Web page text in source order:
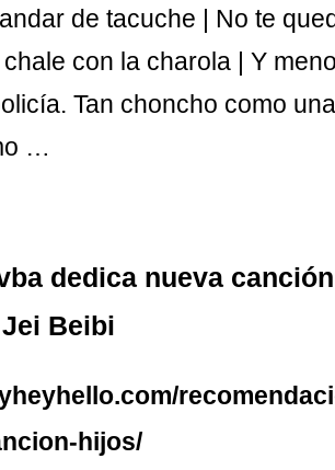
de tacuche | No te
con la charola | Y
Tan choncho como
…
dedica nueva
Beibi
hijos/